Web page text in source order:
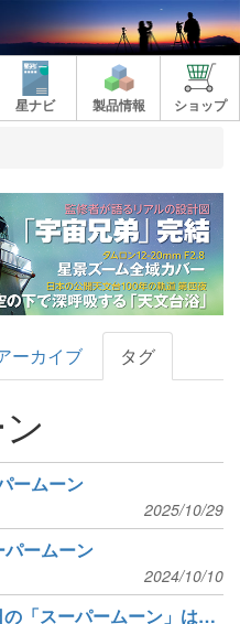
星ナビ 製品情報 ショップ
ーカイブ タグ
ームーン
2025/10/29
ームーン
2024/10/10
公式ブログ：8月31日の「スーパームーン」は「今年最大の満月」ではない？